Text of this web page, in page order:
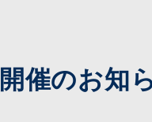
催のお知